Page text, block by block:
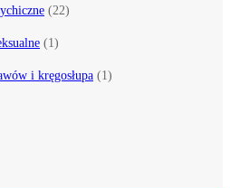
(22)
(1)
i kręgosłupa (1)